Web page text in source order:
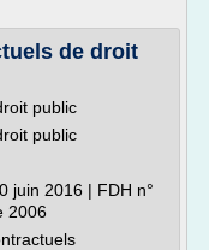
de droit
public
public
juin 2016 | FDH n°
2006